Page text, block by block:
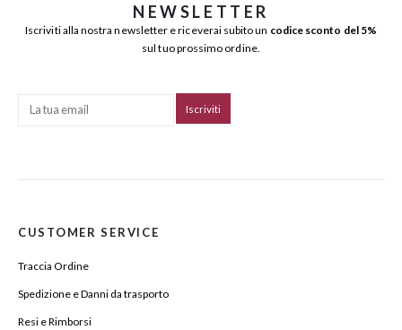
NEWSLETTER
Iscriviti alla nostra newsletter e riceverai subito un codice sconto del 5%
sul tuo prossimo ordine.
CUSTOMER SERVICE
Traccia Ordine
Spedizione e Danni da trasporto
Resi e Rimborsi